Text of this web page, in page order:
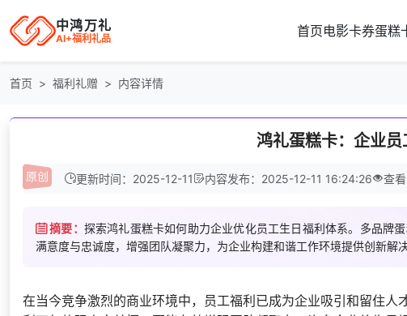
中鸿万礼
AI+福利礼品 首页电影卡券蛋糕
首页 福利礼赠 内容详情
鸿礼蛋糕卡：企业
更新时间：2025-12-11 内容发布：2025-12-11 16:24:26 查
摘要： 探索鸿礼蛋糕卡如何助力企业优化员工生日福利体系。多品牌
满意度与忠诚度，增强团队凝聚力，为企业构建和谐工作环境提供创新解决
在当今竞争激烈的商业环境中，员工福利已成为企业吸引和留住